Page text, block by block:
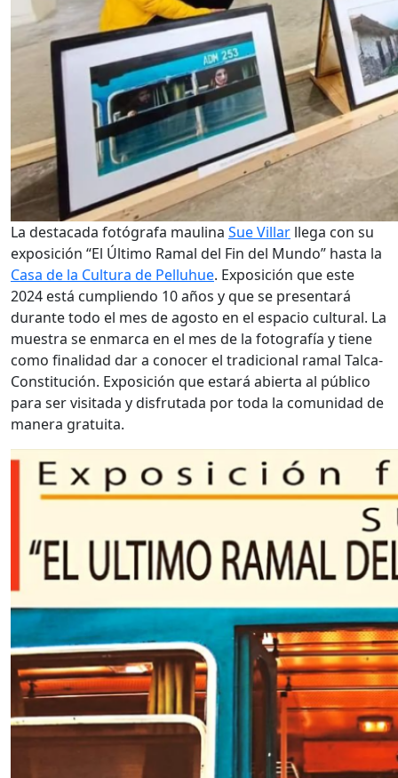
La destacada fotógrafa maulina Sue Villar llega con su
exposición “El Último Ramal del Fin del Mundo” hasta la
Casa de la Cultura de Pelluhue. Exposición que este
2024 está cumpliendo 10 años y que se presentará
durante todo el mes de agosto en el espacio cultural. La
muestra se enmarca en el mes de la fotografía y tiene
como finalidad dar a conocer el tradicional ramal Talca-
Constitución. Exposición que estará abierta al público
para ser visitada y disfrutada por toda la comunidad de
manera gratuita.